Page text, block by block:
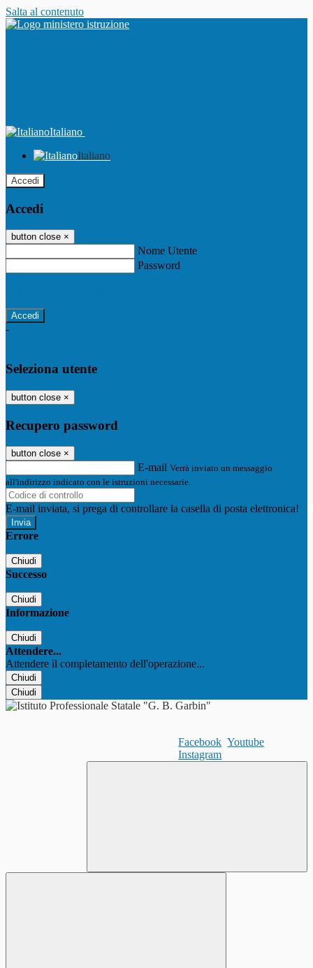
Salta al contenuto
Italiano
Italiano
Accedi
Accedi
button close ×
Nome Utente
Password
-
Seleziona utente
button close ×
Recupero password
button close ×
E-mail Verrà inviato un messaggio
all'indirizzo indicato con le istruzioni necessarie.
E-mail inviata, si prega di controllare la casella di posta elettronica!
Errore
Chiudi
Successo
Chiudi
Informazione
Chiudi
Attendere...
Attendere il completamento dell'operazione...
Chiudi
Chiudi
Facebook Youtube
Instagram